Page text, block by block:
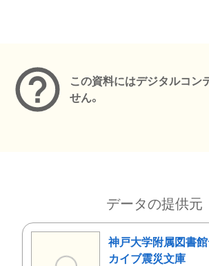
この資料にはデジタルコン
せん。
データの提供元
神戸大学附属図書
カイブ震災文庫